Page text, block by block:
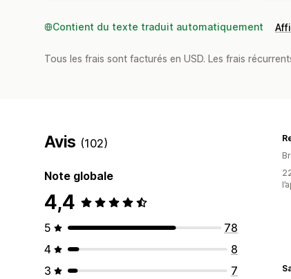
Contient du texte traduit automatiquement
Tous les frais sont facturés en USD. Les frais
Avis (102)
Note globale
4,4
5
78
4
8
3
7